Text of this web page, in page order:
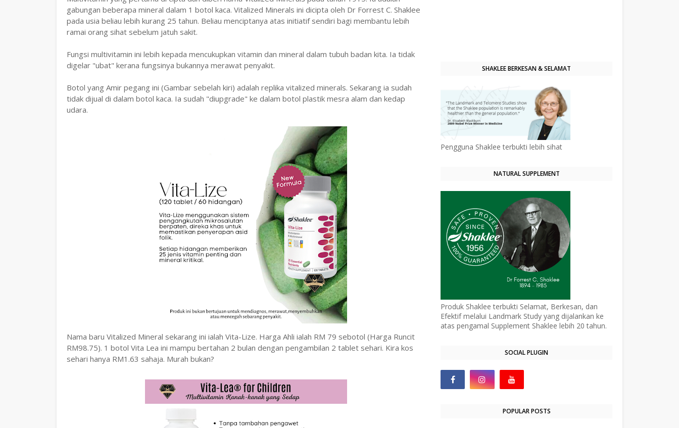
gabungan beberapa mineral dalam 1 botol kaca. Vitalized Minerals ini dicipta oleh Dr Forrest C. Shaklee
pada usia beliau lebih kurang 25 tahun. Beliau menciptanya atas initiatif sendiri bagi membantu lebih
ramai orang sihat sebelum jatuh sakit.
Fungsi multivitamin ini lebih kepada mencukupkan vitamin dan mineral dalam tubuh badan kita. Ia tidak
digelar "ubat" kerana fungsinya bukannya merawat penyakit.
Botol yang Amir pegang ini (Gambar sebelah kiri) adalah replika vitalized minerals. Sekarang ia sudah
tidak dijual di dalam botol kaca. Ia sudah "diupgrade" ke dalam botol plastik mesra alam dan kedap
udara.
Nama baru Vitalized Mineral sekarang ini ialah Vita-Lize. Harga Ahli ialah RM 79 sebotol (Harga Runcit
RM98.75). 1 botol Vita Lea ini mampu bertahan 2 bulan dengan pengambilan 2 tablet sehari. Kira kos
sehari hanya RM1.63 sahaja. Murah bukan?
SHAKLEE BERKESAN & SELAMAT
Pengguna Shaklee terbukti lebih sihat
NATURAL SUPPLEMENT
Produk Shaklee terbukti Selamat, Berkesan, dan
Efektif melalui Landmark Study yang dijalankan ke
atas pengamal Supplement Shaklee lebih 20 tahun.
SOCIAL PLUGIN
POPULAR POSTS